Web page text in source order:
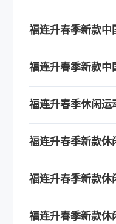
福连升春季新款
福连升春季新款
福连升春季休闲
福连升春季新款
福连升春季新款
福连升春季新款休